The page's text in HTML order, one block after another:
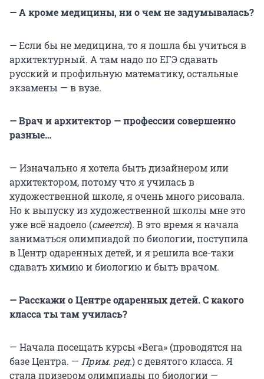
— А кроме медицины, ни о чем не задумывалась?
—Если бы не медицина, то я пошла бы учиться в
архитектурный. А там надо по ЕГЭ сдавать
русский и профильную математику, остальные
экзамены — в вузе.
— Врач и архитектор — профессии совершенно
разные…
— Изначально я хотела быть дизайнером или
архитектором, потому что я училась в
художественной школе, я очень много рисовала.
Но к выпуску из художественной школы мне это
уже всё надоело (смеется). В это время я начала
заниматься олимпиадой по биологии, поступила
в Центр одаренных детей, и я решила все-таки
сдавать химию и биологию и быть врачом.
— Расскажи о Центре одаренных детей. С какого
класса ты там училась?
— Начала посещать курсы «Вега» (проводятся на
базе Центра. — Прим. ред.) с девятого класса. Я
стала призером олимпиады по биологии —